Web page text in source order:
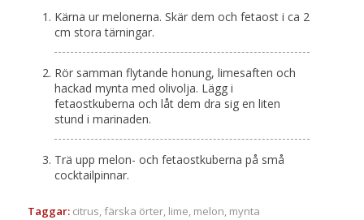
Kärna ur melonerna. Skär dem och fetaost i ca 2
cm stora tärningar.
Rör samman flytande honung, limesaften och
hackad mynta med olivolja. Lägg i
fetaostkuberna och låt dem dra sig en liten
stund i marinaden.
Trä upp melon- och fetaostkuberna på små
cocktailpinnar.
Taggar: citrus,färska örter, lime, melon, mynta